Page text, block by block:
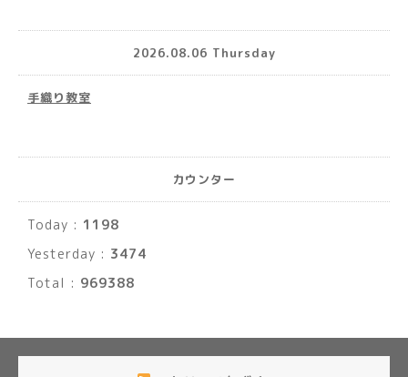
2026.08.06 Thursday
手織り教室
カウンター
Today : 1198
Yesterday : 3474
Total : 969388